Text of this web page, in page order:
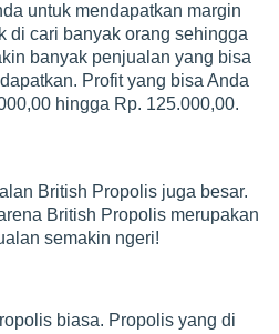
untuk mendapatkan margin
di cari banyak orang sehingga
banyak penjualan yang bisa
Profit yang bisa Anda
hingga Rp. 125.000,00.
British Propolis juga besar.
British Propolis merupakan
semakin ngeri!
biasa. Propolis yang di